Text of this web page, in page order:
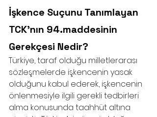
İşkence Suçunu Tanımlayan
TCK'nın 94.maddesinin
Gerekçesi Nedir?
Türkiye, taraf olduğu milletlerarası
sözleşmelerde işkencenin yasak
olduğunu kabul ederek, işkencenin
önlenmesiyle ilgili gerekli tedbirleri
alma konusunda taahhüt altına